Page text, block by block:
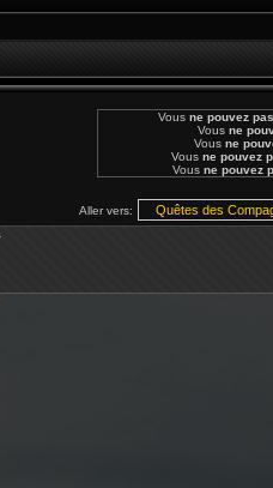
Vous ne pouvez pas
Vous ne
Vous ne
Vous ne pouvez
Vous ne pouvez
Aller vers: